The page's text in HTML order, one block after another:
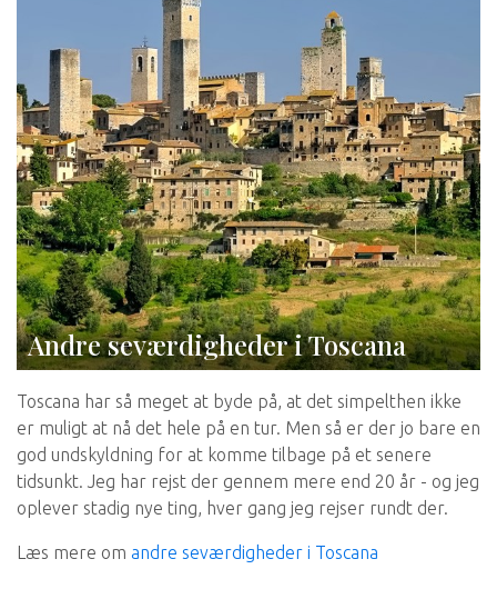
Andre seværdigheder i Toscana
Toscana har så meget at byde på, at det simpelthen ikke
er muligt at nå det hele på en tur. Men så er der jo bare en
god undskyldning for at komme tilbage på et senere
tidsunkt. Jeg har rejst der gennem mere end 20 år - og jeg
oplever stadig nye ting, hver gang jeg rejser rundt der.
Læs mere om andre seværdigheder i Toscana